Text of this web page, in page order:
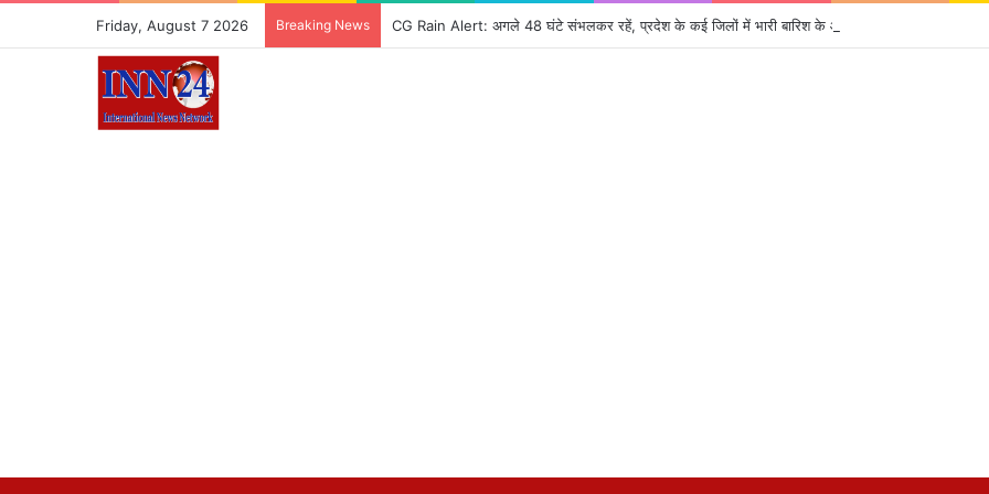
Friday, August 7 2026 Breaking News CG Rain Alert: अगले 48 घंटे संभलकर रहें, प्रदेश के कई जिलों में भारी बारिश के आसार